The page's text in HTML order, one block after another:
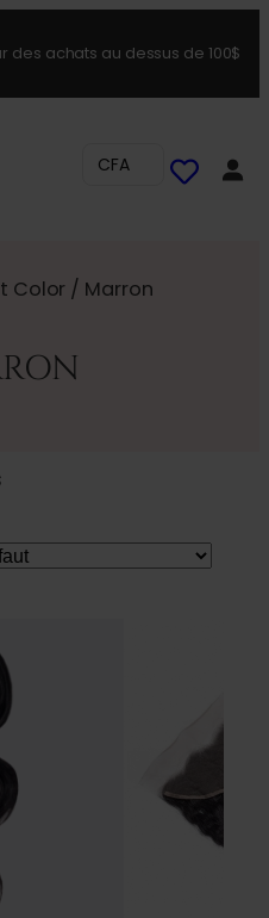
des achats au dessus de 100$
CFA
Color / Marron